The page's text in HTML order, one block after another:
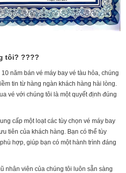
tôi? ????
năm bán vé máy bay vé tàu hỏa, chúng
tin từ hàng ngàn khách hàng hài lòng.
vé với chúng tôi là một quyết định đúng
cấp một loạt các tùy chọn vé máy bay
tiên của khách hàng. Bạn có thể tùy
hợp, giúp bạn có một hành trình đáng
viên của chúng tôi luôn sẵn sàng